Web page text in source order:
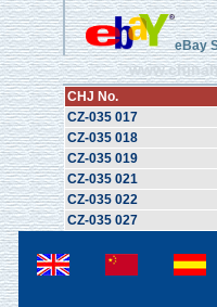
eBay
CHJ No.
CZ-035 017
CZ-035 018
CZ-035 019
CZ-035 021
CZ-035 022
CZ-035 027